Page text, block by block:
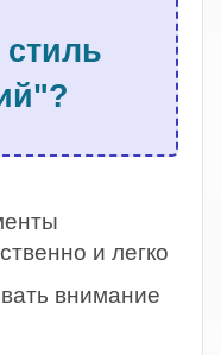
и легко
внимание